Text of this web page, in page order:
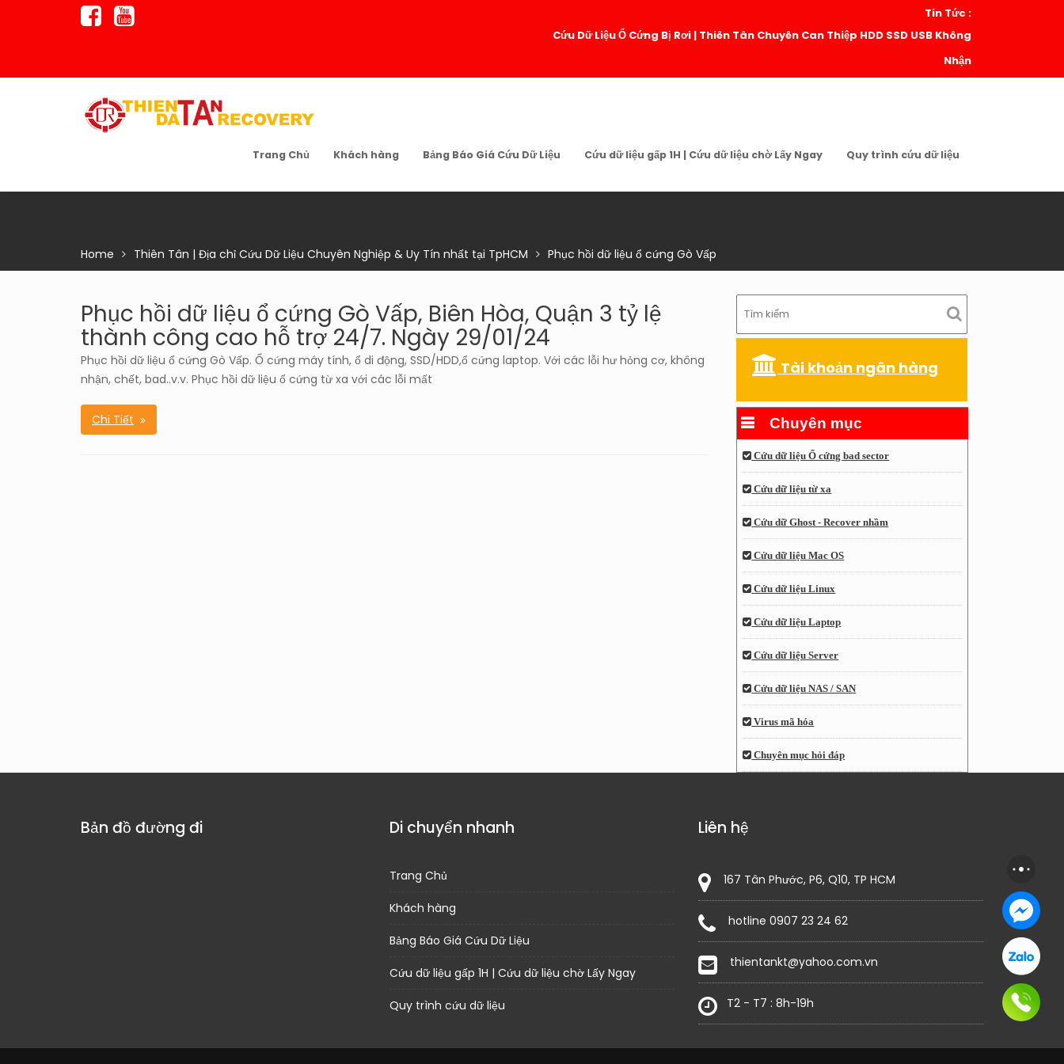
Tin Tức :
Cứu Dữ Liệu Ổ Cứng Bị Rơi | Thiên Tân Chuyên Can Thiệp HDD SSD USB Không
Nhận
Trang Chủ Khách hàng Bảng Báo Giá Cứu Dữ Liệu Cứu dữ liệu gấp 1H | Cứu dữ liệu chờ Lấy Ngay Quy trình cứu dữ liệu
Home Thiên Tân | Địa chỉ Cứu Dữ Liệu Chuyên Nghiệp & Uy Tín nhất tại TpHCM Phục hồi dữ liệu ổ cứng Gò Vấp
Phục hồi dữ liệu ổ cứng Gò Vấp, Biên Hòa, Quận 3 tỷ lệ
thành công cao hỗ trợ 24/7. Ngày 29/01/24
Phục hồi dữ liệu ổ cứng Gò Vấp. Ổ cứng máy tính, ổ di động, SSD/HDD,ổ cứng laptop. Với các lỗi hư hỏng cơ, không
nhận, chết, bad..v.v. Phục hồi dữ liệu ổ cứng từ xa với các lỗi mất
Chi Tiết
Tài khoản ngân hàng
Chuyên mục
Cứu dữ liệu Ổ cứng bad sector
Cứu dữ liệu từ xa
Cứu dữ Ghost - Recover nhầm
Cứu dữ liệu Mac OS
Cứu dữ liệu Linux
Cứu dữ liệu Laptop
Cứu dữ liệu Server
Cứu dữ liệu NAS / SAN
Virus mã hóa
Chuyên mục hỏi đáp
Bản đồ đường đi Di chuyển nhanh
Trang Chủ
Khách hàng
Bảng Báo Giá Cứu Dữ Liệu
Cứu dữ liệu gấp 1H | Cứu dữ liệu chờ Lấy Ngay
Quy trình cứu dữ liệu
Liên hệ
167 Tân Phước, P6, Q10, TP HCM
hotline 0907 23 24 62
thientankt@yahoo.com.vn
T2 - T7 : 8h-19h